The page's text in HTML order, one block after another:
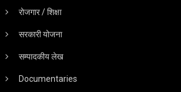
रोजगार / शिक्षा
सरकारी योजना
सम्पादकीय लेख
Documentaries